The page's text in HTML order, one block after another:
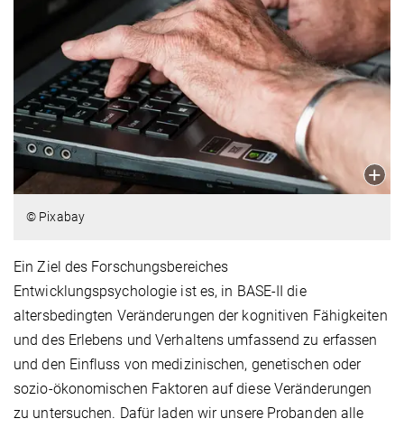
© Pixabay
Ein Ziel des Forschungsbereiches
Entwicklungspsychologie ist es, in BASE-II die
altersbedingten Veränderungen der kognitiven Fähigkeiten
und des Erlebens und Verhaltens umfassend zu erfassen
und den Einfluss von medizinischen, genetischen oder
sozio-ökonomischen Faktoren auf diese Veränderungen
zu untersuchen. Dafür laden wir unsere Probanden alle